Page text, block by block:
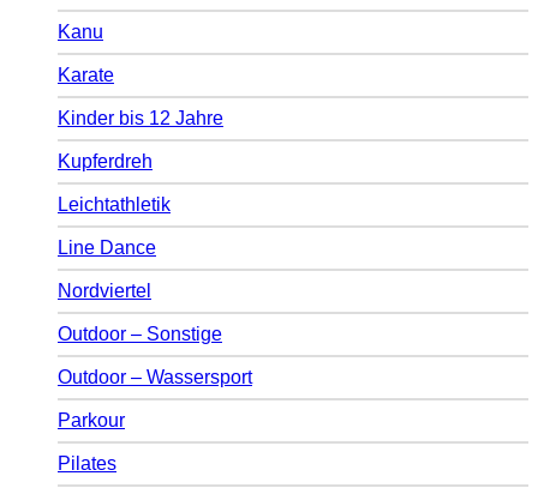
Kanu
Karate
Kinder bis 12 Jahre
Kupferdreh
Leichtathletik
Line Dance
Nordviertel
Outdoor – Sonstige
Outdoor – Wassersport
Parkour
Pilates